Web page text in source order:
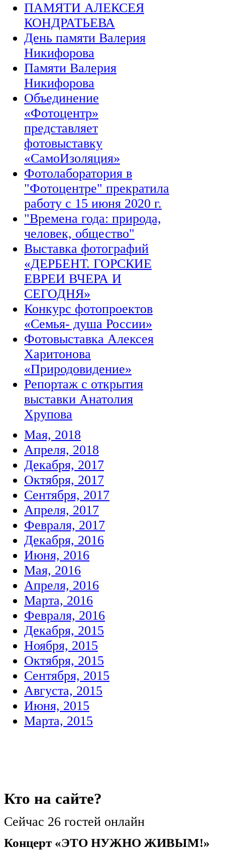
ПАМЯТИ АЛЕКСЕЯ
КОНДРАТЬЕВА
День памяти Валерия
Никифорова
Памяти Валерия
Никифорова
Объединение
«Фотоцентр»
представляет
фотовыставку
«СамоИзоляция»
Фотолаборатория в
"Фотоцентре" прекратила
работу с 15 июня 2020 г.
"Времена года: природа,
человек, общество"
Выставка фотографий
«ДЕРБЕНТ. ГОРСКИЕ
ЕВРЕИ ВЧЕРА И
СЕГОДНЯ»
Конкурс фотопроектов
«Семья- душа России»
Фотовыставка Алексея
Харитонова
«Природовидение»
Репортаж с открытия
выставки Анатолия
Хрупова
Мая, 2018
Апреля, 2018
Декабря, 2017
Октября, 2017
Сентября, 2017
Апреля, 2017
Февраля, 2017
Декабря, 2016
Июня, 2016
Мая, 2016
Апреля, 2016
Марта, 2016
Февраля, 2016
Декабря, 2015
Ноября, 2015
Октября, 2015
Сентября, 2015
Августа, 2015
Июня, 2015
Марта, 2015
Кто на сайте?
Сейчас 26 гостей онлайн
Концерт «ЭТО НУЖНО ЖИВЫМ!»